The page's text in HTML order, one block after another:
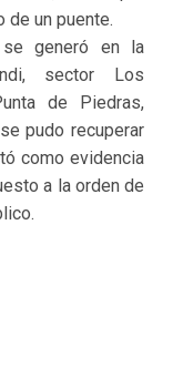
de un puente.
generó en la
sector Los
de Piedras,
pudo recuperar
como evidencia
a la orden de